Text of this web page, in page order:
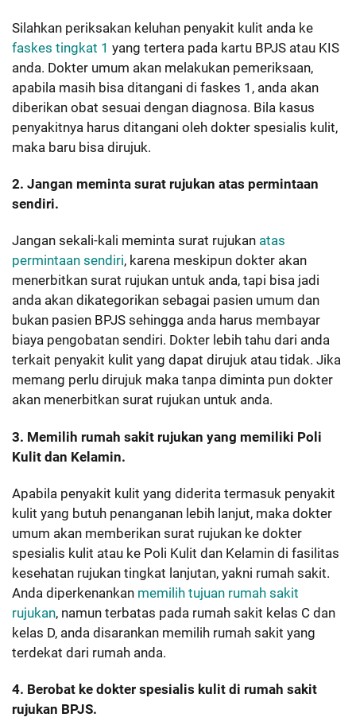
Silahkan periksakan keluhan penyakit kulit anda ke
faskes tingkat 1 yang tertera pada kartu BPJS atau KIS
anda. Dokter umum akan melakukan pemeriksaan,
apabila masih bisa ditangani di faskes 1, anda akan
diberikan obat sesuai dengan diagnosa. Bila kasus
penyakitnya harus ditangani oleh dokter spesialis kulit,
maka baru bisa dirujuk.
2. Jangan meminta surat rujukan atas permintaan
sendiri.
Jangan sekali-kali meminta surat rujukan atas
permintaan sendiri, karena meskipun dokter akan
menerbitkan surat rujukan untuk anda, tapi bisa jadi
anda akan dikategorikan sebagai pasien umum dan
bukan pasien BPJS sehingga anda harus membayar
biaya pengobatan sendiri. Dokter lebih tahu dari anda
terkait penyakit kulit yang dapat dirujuk atau tidak. Jika
memang perlu dirujuk maka tanpa diminta pun dokter
akan menerbitkan surat rujukan untuk anda.
3. Memilih rumah sakit rujukan yang memiliki Poli
Kulit dan Kelamin.
Apabila penyakit kulit yang diderita termasuk penyakit
kulit yang butuh penanganan lebih lanjut, maka dokter
umum akan memberikan surat rujukan ke dokter
spesialis kulit atau ke Poli Kulit dan Kelamin di fasilitas
kesehatan rujukan tingkat lanjutan, yakni rumah sakit.
Anda diperkenankan memilih tujuan rumah sakit
rujukan, namun terbatas pada rumah sakit kelas C dan
kelas D, anda disarankan memilih rumah sakit yang
terdekat dari rumah anda.
4. Berobat ke dokter spesialis kulit di rumah sakit
rujukan BPJS.